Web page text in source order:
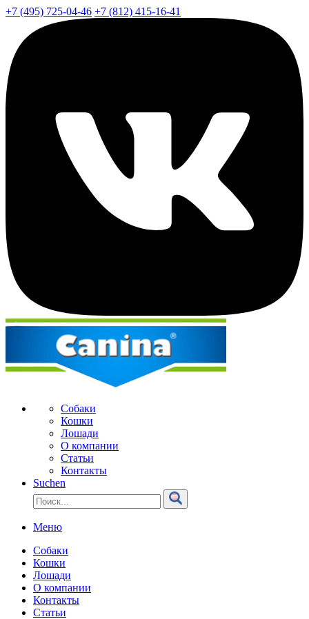
+7 (495) 725-04-46 +7 (812) 415-16-41
Собаки
Кошки
Лошади
О компании
Статьи
Контакты
Suchen
Меню
Собаки
Кошки
Лошади
О компании
Контакты
Статьи